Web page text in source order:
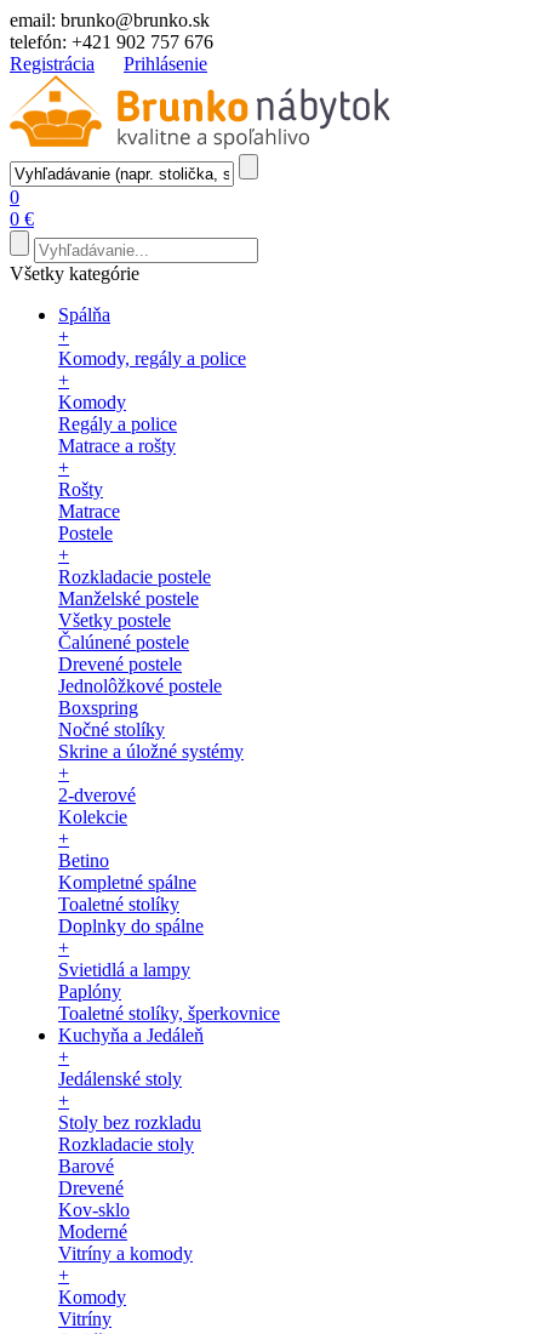
email: brunko@brunko.sk
telefón: +421 902 757 676
Registrácia
Prihlásenie
0
0 €
Všetky kategórie
Spálňa
+
Komody, regály a police
+
Komody
Regály a police
Matrace a rošty
+
Rošty
Matrace
Postele
+
Rozkladacie postele
Manželské postele
Všetky postele
Čalúnené postele
Drevené postele
Jednolôžkové postele
Boxspring
Nočné stolíky
Skrine a úložné systémy
+
2-dverové
Kolekcie
+
Betino
Kompletné spálne
Toaletné stolíky
Doplnky do spálne
+
Svietidlá a lampy
Paplóny
Toaletné stolíky, šperkovnice
Kuchyňa a Jedáleň
+
Jedálenské stoly
+
Stoly bez rozkladu
Rozkladacie stoly
Barové
Drevené
Kov-sklo
Moderné
Vitríny a komody
+
Komody
Vitríny